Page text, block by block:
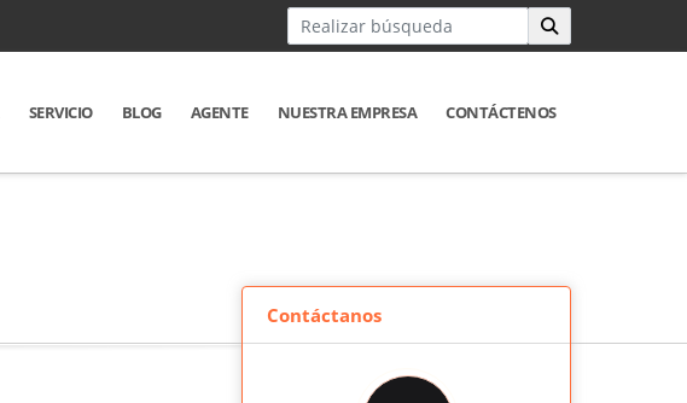
SERVICIO BLOG AGENTE NUESTRA EMPRESA CONTÁCTENOS
Contáctanos